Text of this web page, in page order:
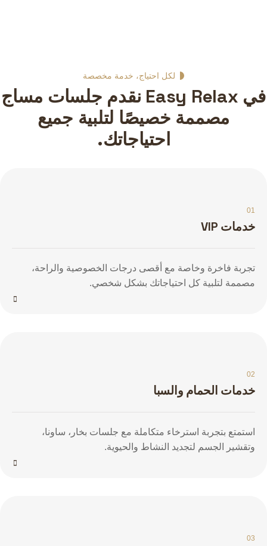
لكل احتياج، خدمة مخصصة
في Easy Relax نقدم جلسات مساج
مصممة خصيصًا لتلبية جميع
احتياجاتك.
01
خدمات VIP
تجربة فاخرة وخاصة مع أقصى درجات الخصوصية والراحة،
مصممة لتلبية كل احتياجاتك بشكل شخصي.
02
خدمات الحمام والسبا
استمتع بتجربة استرخاء متكاملة مع جلسات بخار، ساونا،
وتقشير الجسم لتجديد النشاط والحيوية.
03